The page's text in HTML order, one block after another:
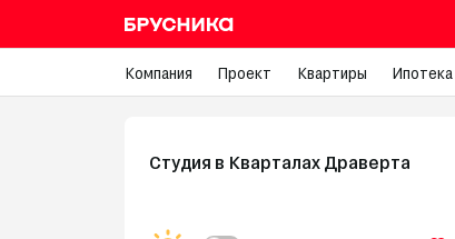
Компания Проект Квартиры Ипотека
Студия в Кварталах Драверта